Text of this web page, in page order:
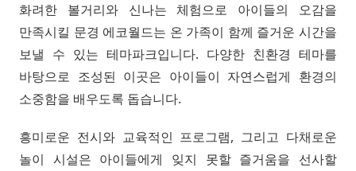
화려한 볼거리와 신나는 체험으로 아이들의 오감을
만족시킬 문경 에코월드는 온 가족이 함께 즐거운 시간을
보낼 수 있는 테마파크입니다. 다양한 친환경 테마를
바탕으로 조성된 이곳은 아이들이 자연스럽게 환경의
소중함을 배우도록 돕습니다.
흥미로운 전시와 교육적인 프로그램, 그리고 다채로운
놀이 시설은 아이들에게 잊지 못할 즐거움을 선사할